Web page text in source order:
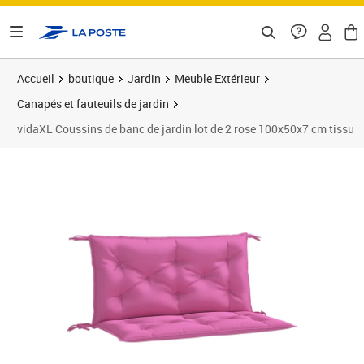
Accueil boutique Jardin
Meuble Extérieur
Canapés et fauteuils de jardin
vidaXL Coussins de banc de jardin lot de 2 rose 100x50x7 cm tissu